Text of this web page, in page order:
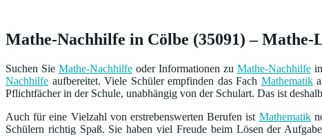
Mathe-Nachhilfe in Cölbe (35091) –
Suchen Sie Mathe-Nachhilfeoder Informationen zu Mathe-Nachhilfein
Nachhilfe aufbereitet. Viele Schüler empfinden das Fach Mathematik
Pflichtfächer in der Schule, unabhängig von der Schulart. Das ist
Auch für eine Vielzahl von erstrebenswerten Berufen ist Mathematik
Schülern richtig Spaß. Sie haben viel Freude beim Lösen der